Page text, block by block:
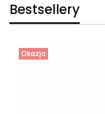
Bestsellery
Okazja